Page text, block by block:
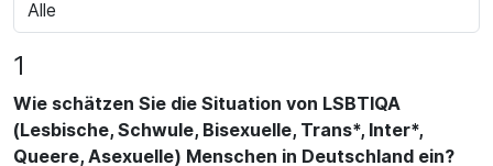
1
Wie schätzen Sie die Situation von LSBTIQA
(Lesbische, Schwule, Bisexuelle, Trans*, Inter*,
Queere, Asexuelle) Menschen in Deutschland ein?